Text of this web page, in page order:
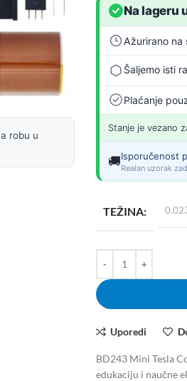
robu u
Na lageru
Ažurirano na
Šaljemo isti
Plaćanje
Stanje je vezano
🚚Isporučenost
Realan uzorak
TEŽINA
Uporedi
BD243 Mini Tesla
edukaciju i naučne